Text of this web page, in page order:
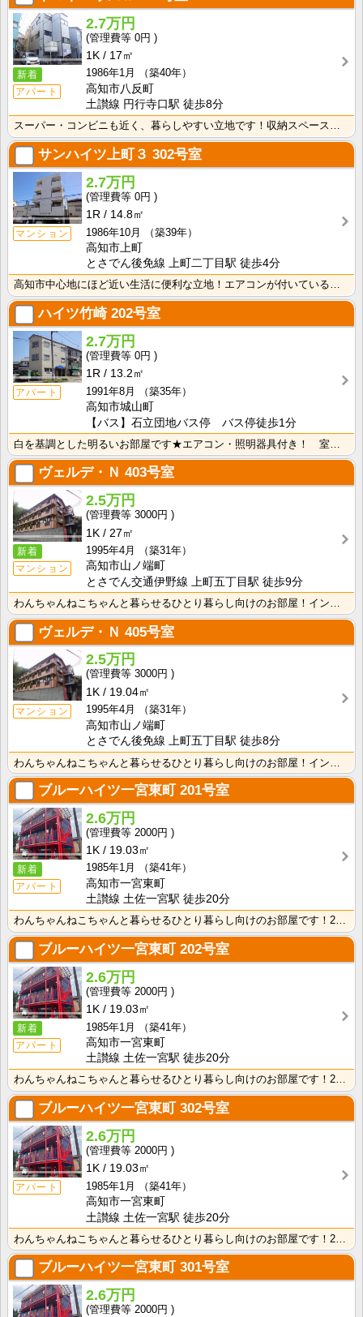
新着
アパート
2.7万円
0円
1K
17㎡
1986年1月
（築40年）
高知市八反町
土讃線 円行寺口駅 徒歩8分
スーパー・コンビニも近く、暮らしやすい立地です！収納スペースあり♪キッチンに窓がついているので、お料･･･
サンハイツ上町３ 302号室
マンション
2.7万円
0円
1R
14.8㎡
1986年10月
（築39年）
高知市上町
とさでん後免線 上町二丁目駅 徒歩4分
高知市中心地にほど近い生活に便利な立地！エアコンが付いているので初期費用の節約になりますね！
ハイツ竹崎202号室
アパート
2.7万円
0円
1R
13.2㎡
1991年8月
（築35年）
高知市城山町
【バス】石立団地バス停 バス停徒歩1分
ヴェルデ・Ｎ 403号室
新着
マンション
2.5万円
3000円
1K
27㎡
1995年4月
（築31年）
高知市山ノ端町
とさでん交通伊野線 上町五丁目駅 徒歩9分
ヴェルデ・Ｎ 405号室
マンション
2.5万円
3000円
1K
19.04㎡
1995年4月
（築31年）
高知市山ノ端町
とさでん後免線 上町五丁目駅 徒歩8分
ブルーハイツ一宮東町201号室
新着
アパート
2.6万円
2000円
1K
19.03㎡
1985年1月
（築41年）
高知市一宮東町
土讃線 土佐一宮駅 徒歩20分
わんちゃんねこちゃんと暮らせるひとり暮らし向けのお部屋です！2026年6月下旬、ネット無料（Wi-F･･･
ブルーハイツ一宮東町202号室
新着
アパート
2.6万円
2000円
1K
19.03㎡
1985年1月
（築41年）
高知市一宮東町
土讃線 土佐一宮駅 徒歩20分
わんちゃんねこちゃんと暮らせるひとり暮らし向けのお部屋です！2026年6月下旬、ネット無料（Wi-F･･･
ブルーハイツ一宮東町 302号室
アパート
2.6万円
2000円
1K
19.03㎡
1985年1月
（築41年）
高知市一宮東町
土讃線 土佐一宮駅 徒歩20分
ブルーハイツ一宮東町 301号室
2.6万円
2000円